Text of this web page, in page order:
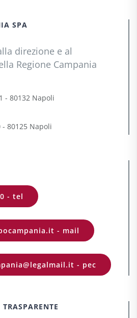
SPA
direzione e al
Regione Campania
- 80132 Napoli
- 80125 Napoli
- tel
- mail
- pec